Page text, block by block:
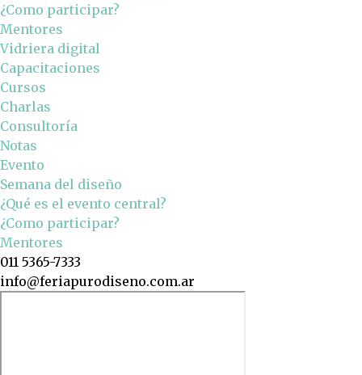
¿Como participar?
Mentores
Vidriera digital
Capacitaciones
Cursos
Charlas
Consultoría
Notas
Evento
Semana del diseño
¿Qué es el evento central?
¿Como participar?
Mentores
011 5365-7333
info@feriapurodiseno.com.ar